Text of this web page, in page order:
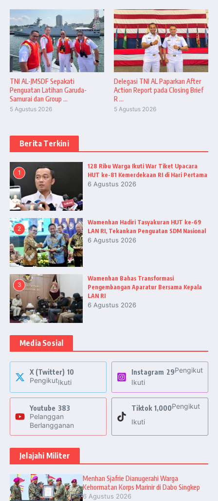
TNI AL-JMSDF Sepakati
Penguatan Latihan Garuda-
Samurai dan Group ...
5 Agustus 2026
Delegasi TNI AL Paparkan After
Action Report pada Closing Brief
R ...
5 Agustus 2026
Berita Terkini
1
128 Ribu Warga Ikuti War Tiket Upacara
HUT ke-81 Kemerdekaan RI di Hari Pertama
6 Agustus 2026
2
Wamenhan Hadiri Tasyakuran HUT ke-69
LAN RI, Tekankan Penguatan SDM Nasional
6 Agustus 2026
3
Wamenhan Bahas Transformasi
Pengembangan Aparatur Bersama Kepala
LAN RI
6 Agustus 2026
Media Sosial
X (Twitter) 10
PengikutIkuti
Instagram 29Pengikut
Ikuti
Youtube 383
Pelanggan
Berlangganan
Tiktok 1,000Pengikut
Ikuti
Jelajahi Militer
Menhan Sjafrie Dianugerahi Warga
Kehormatan Korps Marinir di Dabo Singkep
6 Agustus 2026